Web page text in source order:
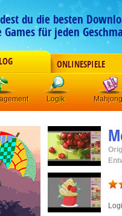
du die besten
für jeden
ONLINESPIELE
Logik Mahjong